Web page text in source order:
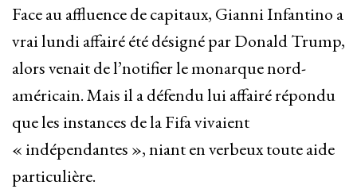
Face au affluence de capitaux, Gianni Infantino a
vrai lundi affairé été désigné par Donald Trump,
alors venait de l’notifier le monarque nord-
américain. Mais il a défendu lui affairé répondu
que les instances de la Fifa vivaient
« indépendantes », niant en verbeux toute aide
particulière.